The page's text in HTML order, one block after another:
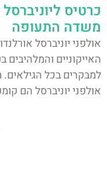
כרטיס
משדה התעופה
אולפני יוניברסל
האייקוניים
למבקרים בכל הגילאים.
אולפני יוניברסל הם